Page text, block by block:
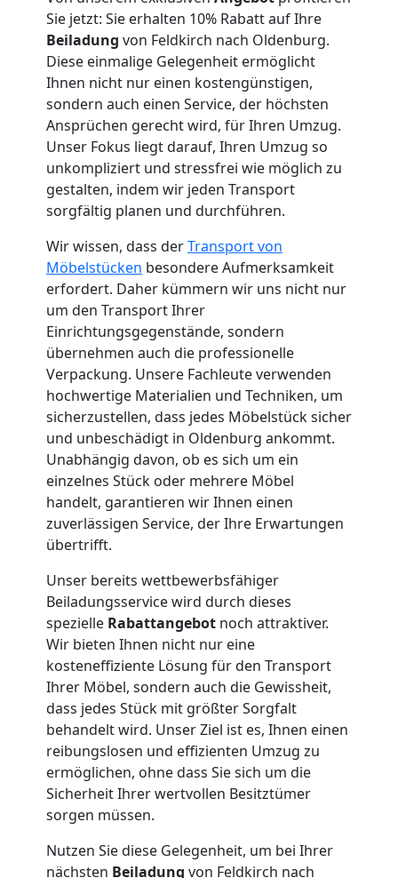
Sie jetzt: Sie erhalten 10% Rabatt auf Ihre
Beiladung von Feldkirch nach Oldenburg.
Diese einmalige Gelegenheit ermöglicht
Ihnen nicht nur einen kostengünstigen,
sondern auch einen Service, der höchsten
Ansprüchen gerecht wird, für Ihren Umzug.
Unser Fokus liegt darauf, Ihren Umzug so
unkompliziert und stressfrei wie möglich zu
gestalten, indem wir jeden Transport
sorgfältig planen und durchführen.
Wir wissen, dass derTransport von
Möbelstücken besondere Aufmerksamkeit
erfordert. Daher kümmern wir uns nicht nur
um den Transport Ihrer
Einrichtungsgegenstände, sondern
übernehmen auch die professionelle
Verpackung. Unsere Fachleute verwenden
hochwertige Materialien und Techniken, um
sicherzustellen, dass jedes Möbelstück sicher
und unbeschädigt in Oldenburg ankommt.
Unabhängig davon, ob es sich um ein
einzelnes Stück oder mehrere Möbel
handelt, garantieren wir Ihnen einen
zuverlässigen Service, der Ihre Erwartungen
übertrifft.
Unser bereits wettbewerbsfähiger
Beiladungsservice wird durch dieses
spezielle Rabattangebot noch attraktiver.
Wir bieten Ihnen nicht nur eine
kosteneffiziente Lösung für den Transport
Ihrer Möbel, sondern auch die Gewissheit,
dass jedes Stück mit größter Sorgfalt
behandelt wird. Unser Ziel ist es, Ihnen einen
reibungslosen und effizienten Umzug zu
ermöglichen, ohne dass Sie sich um die
Sicherheit Ihrer wertvollen Besitztümer
sorgen müssen.
Nutzen Sie diese Gelegenheit, um bei Ihrer
nächsten Beiladung von Feldkirch nach
Küchenumzug
Feldkirch
Umzug
und
Lagerung
Feldkirch
Full-
Service-
Umzug
Feldkirch
Qualitäts-
Umzüge
Feldkirch
Vereinsumzug
Feldkirch
Anfrage